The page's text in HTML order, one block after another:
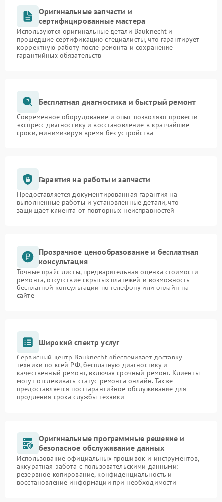
Оригинальные запчасти и
сертифицированные мастера
Используются оригинальные детали Bauknecht и
прошедшие сертификацию специалисты, что гарантирует
корректную работу после ремонта и сохранение
гарантийных обязательств
Бесплатная диагностика и быстрый ремонт
Современное оборудование и опыт позволяют провести
экспресс-диагностику и восстановление в кратчайшие
сроки, минимизируя время без устройства
Гарантия на работы и запчасти
Предоставляется документированная гарантия на
выполненные работы и установленные детали, что
защищает клиента от повторных неисправностей
Прозрачное ценообразование и бесплатная
консультация
Точные прайс-листы, предварительная оценка стоимости
ремонта, отсутствие скрытых платежей и возможность
бесплатной консультации по телефону или онлайн на
сайте
Широкий спектр услуг
Сервисный центр Bauknecht обеспечивает доставку
техники по всей РФ, бесплатную диагностику и
качественный ремонт, включая срочный ремонт. Клиенты
могут отслеживать статус ремонта онлайн. Также
предоставляется постгарантийное обслуживание для
продления срока службы техники
Оригинальные программные решение и
безопасное обслуживание данных
Использование официальных прошивок и инструментов,
аккуратная работа с пользовательскими данными:
резервное копирование, конфиденциальность и
восстановление информации при необходимости